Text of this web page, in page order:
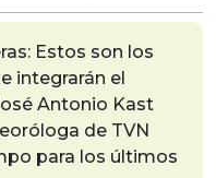
Estos son los
integrarán el
Antonio Kast
de TVN
para los últimos